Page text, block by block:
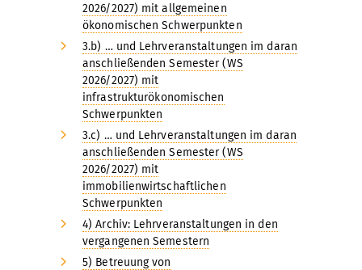
2026/2027) mit allgemeinen
ökonomischen Schwerpunkten
3.b) … und Lehrveranstaltungen im daran
anschließenden Semester (WS
2026/2027) mit
infrastrukturökonomischen
Schwerpunkten
3.c) … und Lehrveranstaltungen im daran
anschließenden Semester (WS
2026/2027) mit
immobilienwirtschaftlichen
Schwerpunkten
4) Archiv: Lehrveranstaltungen in den
vergangenen Semestern
5) Betreuung von